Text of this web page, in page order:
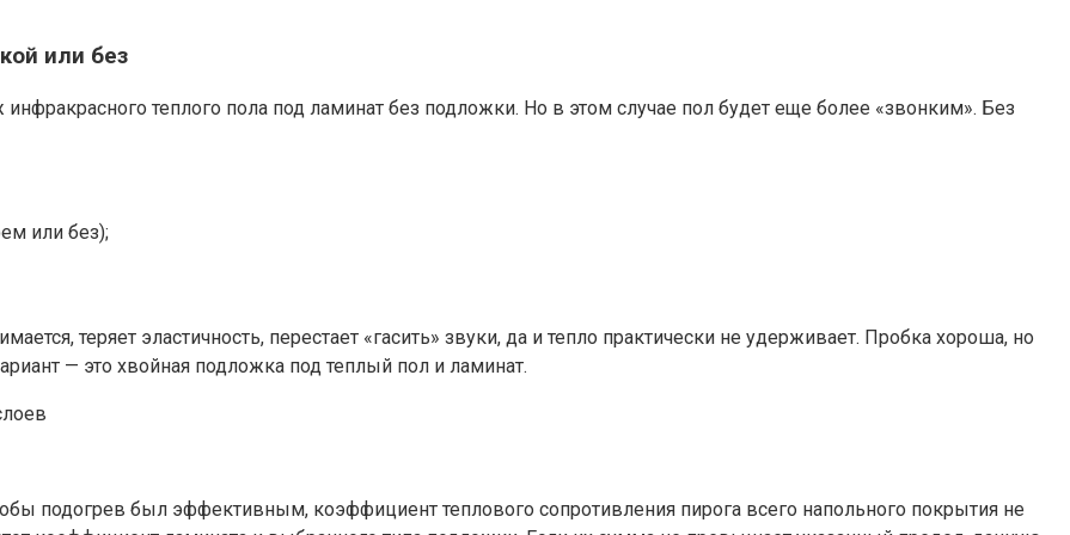
или без
теплого пола под ламинат без подложки. Но в этом случае пол будет еще более «звонким». Без
или без);
теряет эластичность, перестает «гасить» звуки, да и тепло практически не удерживает. Пробка хороша, но
— это хвойная подложка под теплый пол и ламинат.
подогрев был эффективным, коэффициент теплового сопротивления пирога всего напольного покрытия не